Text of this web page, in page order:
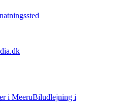
i MeeruBiludlejning i